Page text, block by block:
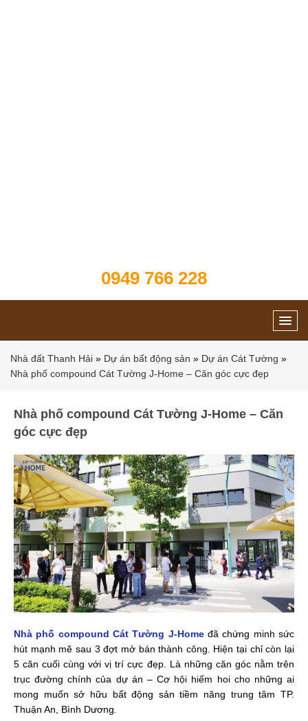
0949 766 228
Nhà đất Thanh Hải » Dự án bất động sản » Dự án Cát Tường »
Nhà phố compound Cát Tường J-Home – Căn góc cực đẹp
Nhà phố compound Cát Tường J-Home – Căn
góc cực đẹp
Nhà phố compound Cát Tường J-Homeđã chứng minh sức
hút mạnh mẽ sau 3 đợt mở bán thành công. Hiện tại chỉ còn lại
5 căn cuối cùng với vị trí cực đẹp. Là những căn góc nằm trên
trục đường chính của dự án – Cơ hội hiếm hoi cho những ai
mong muốn sở hữu bất động sản tiềm năng trung tâm TP.
Thuận An, Bình Dương